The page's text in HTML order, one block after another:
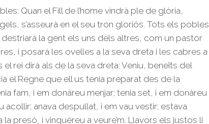
Quan el Fill de l’home vindrà ple de glòria,
s’asseurà en el seu tron gloriós. Tots els pobles
destriarà la gent els uns dels altres, com un pastor
i posarà les ovelles a la seva dreta i les cabres a
el rei dirà als de la seva dreta: Veniu, beneïts del
el Regne que ell us tenia preparat des de la
fam, i em donàreu menjar; tenia set, i em donàreu
acollir; anava despullat, i em vau vestir; estava
la presó, i vinguéreu a veure’m. Llavors els justos li